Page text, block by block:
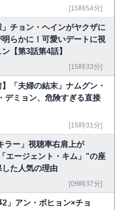
[15時54分]
」チョン・ヘインがヤクザに
らかに！可愛いデートに視
【第3話第4話】
[15時33分]
】「夫婦の結末」ナムグン・
デミョン、危険すぎる直接
[15時31分]
ラー」視聴率右肩上が
エージェント・キム」”の座
た人気の理由
[09時37分]
2」アン・ボヒョン×チョ